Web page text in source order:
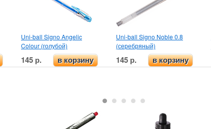
Uni-ball Signo Angelic
Colour (голубой)
145 р. в корзину
Uni-ball Signo Noble 0.8
(серебряный)
145 р. в корзину